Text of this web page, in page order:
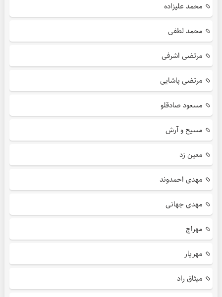
محمد علیزاده
محمد لطفی
مرتضی اشرفی
مرتضی پاشایی
مسعود صادقلو
مسیح و آرش
معین زد
مهدی احمدوند
مهدی جهانی
مهراج
مهریار
میثاق راد